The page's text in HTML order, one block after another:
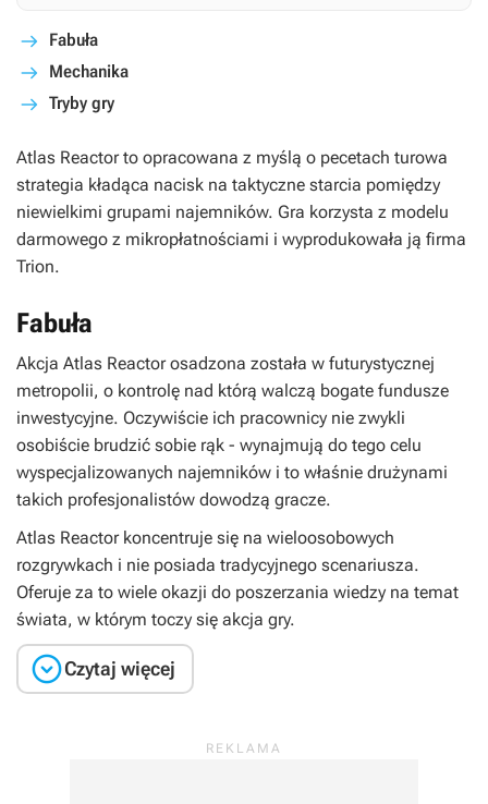
Fabuła
Mechanika
Tryby gry
Atlas Reactorto opracowana z myślą o pecetach turowa
strategia kładąca nacisk na taktyczne starcia pomiędzy
niewielkimi grupami najemników. Gra korzysta z modelu
darmowego z mikropłatnościami i wyprodukowała ją firma
Trion.
Fabuła
Akcja Atlas Reactorosadzona została w futurystycznej
metropolii, o kontrolę nad którą walczą bogate fundusze
inwestycyjne. Oczywiście ich pracownicy nie zwykli
osobiście brudzić sobie rąk - wynajmują do tego celu
wyspecjalizowanych najemników i to właśnie drużynami
takich profesjonalistów dowodzą gracze.
Atlas Reactorkoncentruje się na wieloosobowych
rozgrywkach i nie posiada tradycyjnego scenariusza.
Oferuje za to wiele okazji do poszerzania wiedzy na temat
świata, w którym toczy się akcja gry.
Czytaj więcej